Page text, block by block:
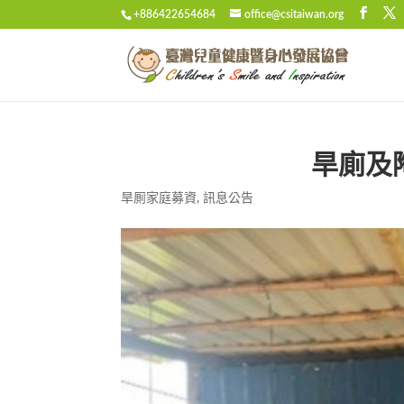
+886422654684 office@csitaiwan.org
旱廁及
旱厠家庭募資,訊息公告